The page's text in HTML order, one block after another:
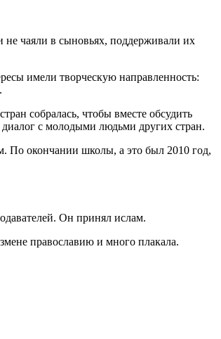
чаяли в сыновьях, поддерживали их
имели творческую направленность:
собралась, чтобы вместе обсудить
с молодыми людьми других стран.
По окончании школы, а это был 2010 год,
Он принял ислам.
православию и много плакала.